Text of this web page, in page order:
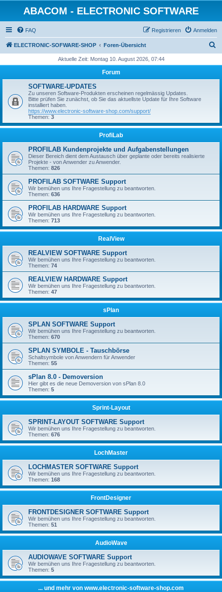
ABACOM - ELECTRONIC SOFTWARE
FAQ Anmelden
Registrieren
ELECTRONIC-SOFWARE-SHOP Foren-Übersicht
h
Aktuelle Zeit: Montag 10. August 2026, 07:44
Forum
SOFTWARE-UPDATES
Zu unseren Software-Produkten erscheinen regelmässig Updates.
Bitte prüfen Sie zunächst, ob Sie das aktuellste Update für Ihre Software
installiert haben.
https://www.electronic-software-shop.com/support/
Themen: 3
ProfiLab
PROFILAB Kundenprojekte und Aufgabenstellungen
Dieser Bereich dient dem Austausch über geplante oder bereits realisierte
Projekte - von Anwender zu Anwender.
Themen: 826
PROFILAB SOFTWARE Support
Wir bemühen uns Ihre Fragestellung zu beantworten.
Themen: 636
PROFILAB HARDWARE Support
Wir bemühen uns Ihre Fragestellung zu beantworten.
Themen: 713
RealView
REALVIEW SOFTWARE Support
Wir bemühen uns Ihre Fragestellung zu beantworten.
Themen: 74
REALVIEW HARDWARE Support
Wir bemühen uns Ihre Fragestellung zu beantworten.
Themen: 47
sPlan
SPLAN SOFTWARE Support
Wir bemühen uns Ihre Fragestellung zu beantworten.
Themen: 670
SPLAN SYMBOLE - Tauschbörse
Schaltsymbole von Anwendern für Anwender
Themen: 55
sPlan 8.0 - Demoversion
Hier gibt es die neue Demoversion von sPlan 8.0
Themen: 5
Sprint-Layout
SPRINT-LAYOUT SOFTWARE Support
Wir bemühen uns Ihre Fragestellung zu beantworten.
Themen: 676
LochMaster
LOCHMASTER SOFTWARE Support
Wir bemühen uns Ihre Fragestellung zu beantworten.
Themen: 168
FrontDesigner
FRONTDESIGNER SOFTWARE Support
Wir bemühen uns Ihre Fragestellung zu beantworten.
Themen: 51
AudioWave
AUDIOWAVE SOFTWARE Support
Wir bemühen uns Ihre Fragestellung zu beantworten.
Themen: 5
... und mehr von www.electronic-software-shop.com